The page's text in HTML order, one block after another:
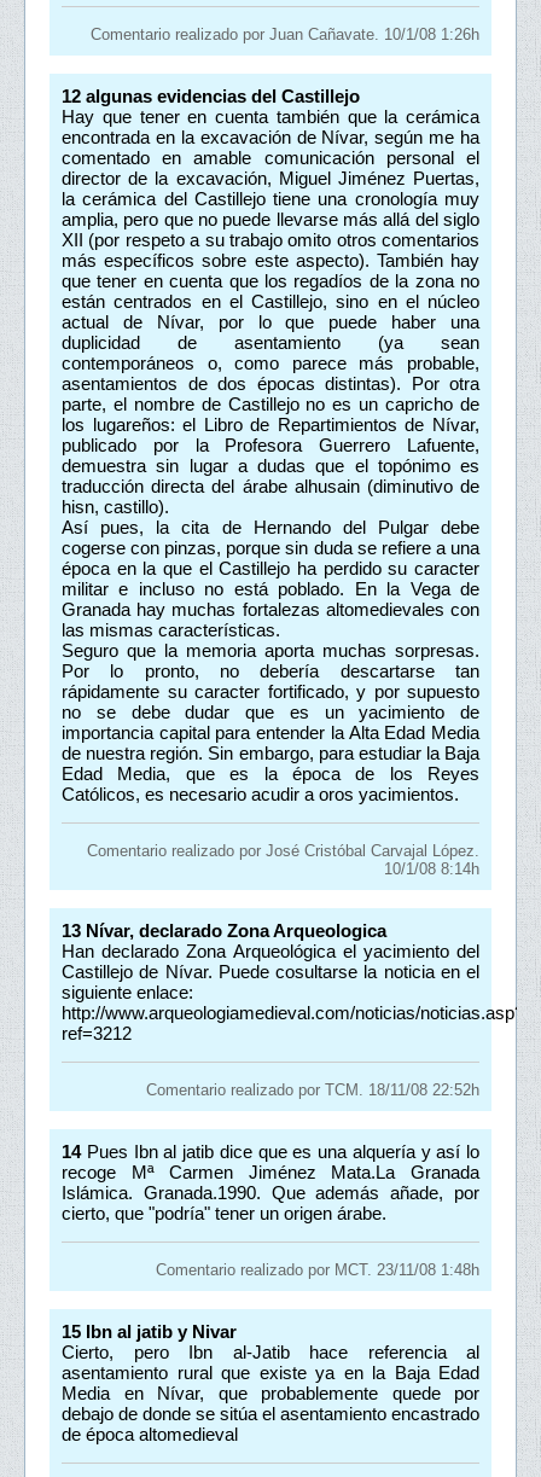
Comentario realizado por Juan Cañavate. 10/1/08 1:26h
12 algunas evidencias del Castillejo
Hay que tener en cuenta también que la cerámica
encontrada en la excavación de Nívar, según me ha
comentado en amable comunicación personal el
director de la excavación, Miguel Jiménez Puertas,
la cerámica del Castillejo tiene una cronología muy
amplia, pero que no puede llevarse más allá del siglo
XII (por respeto a su trabajo omito otros comentarios
más específicos sobre este aspecto). También hay
que tener en cuenta que los regadíos de la zona no
están centrados en el Castillejo, sino en el núcleo
actual de Nívar, por lo que puede haber una
duplicidad de asentamiento (ya sean
contemporáneos o, como parece más probable,
asentamientos de dos épocas distintas). Por otra
parte, el nombre de Castillejo no es un capricho de
los lugareños: el Libro de Repartimientos de Nívar,
publicado por la Profesora Guerrero Lafuente,
demuestra sin lugar a dudas que el topónimo es
traducción directa del árabe alhusain (diminutivo de
hisn, castillo).
Así pues, la cita de Hernando del Pulgar debe
cogerse con pinzas, porque sin duda se refiere a una
época en la que el Castillejo ha perdido su caracter
militar e incluso no está poblado. En la Vega de
Granada hay muchas fortalezas altomedievales con
las mismas características.
Seguro que la memoria aporta muchas sorpresas.
Por lo pronto, no debería descartarse tan
rápidamente su caracter fortificado, y por supuesto
no se debe dudar que es un yacimiento de
importancia capital para entender la Alta Edad Media
de nuestra región. Sin embargo, para estudiar la Baja
Edad Media, que es la época de los Reyes
Católicos, es necesario acudir a oros yacimientos.
Comentario realizado por José Cristóbal Carvajal López.
10/1/08 8:14h
13 Nívar, declarado Zona Arqueologica
Han declarado Zona Arqueológica el yacimiento del
Castillejo de Nívar. Puede cosultarse la noticia en el
siguiente enlace:
http://www.arqueologiamedieval.com/noticias/noticias.asp?
ref=3212
Comentario realizado por TCM. 18/11/08 22:52h
14Pues Ibn al jatib dice que es una alquería y así lo
recoge Mª Carmen Jiménez Mata.La Granada
Islámica. Granada.1990. Que además añade, por
cierto, que "podría" tener un origen árabe.
Comentario realizado por MCT. 23/11/08 1:48h
15 Ibn al jatib y Nivar
Cierto, pero Ibn al-Jatib hace referencia al
asentamiento rural que existe ya en la Baja Edad
Media en Nívar, que probablemente quede por
debajo de donde se sitúa el asentamiento encastrado
de época altomedieval